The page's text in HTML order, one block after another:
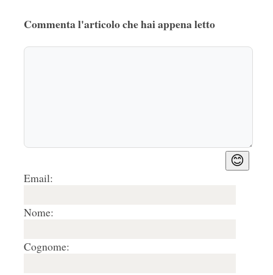
Commenta l'articolo che hai appena letto
😊
Email:
Nome:
Cognome: